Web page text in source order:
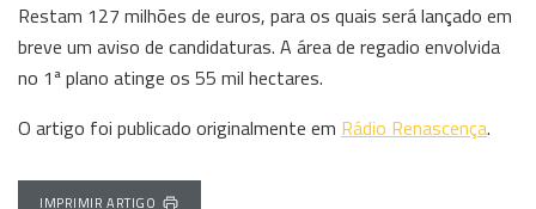
Restam 127 milhões de euros, para os quais será lançado em
breve um aviso de candidaturas. A área de regadio envolvida
no 1ª plano atinge os 55 mil hectares.
O artigo foi publicado originalmente em Rádio Renascença.
IMPRIMIR ARTIGO